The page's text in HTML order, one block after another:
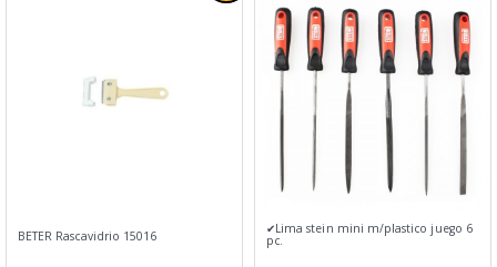
BETER Rascavidrio 15016 ✔Lima stein mini m/plastico juego 6
pc.